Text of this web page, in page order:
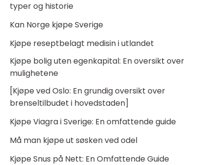
typer og historie
Kan Norge kjøpe Sverige
Kjøpe reseptbelagt medisin i utlandet
Kjøpe bolig uten egenkapital: En oversikt over
mulighetene
[Kjøpe ved Oslo: En grundig oversikt over
brenseltilbudet i hovedstaden]
Kjøpe Viagra i Sverige: En omfattende guide
Må man kjøpe ut søsken ved odel
Kjøpe Snus på Nett: En Omfattende Guide